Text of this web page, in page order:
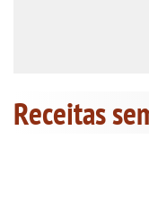
Receitas